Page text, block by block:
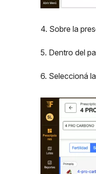
4. Sobre la
5. Dentro del
6. Seleccioná